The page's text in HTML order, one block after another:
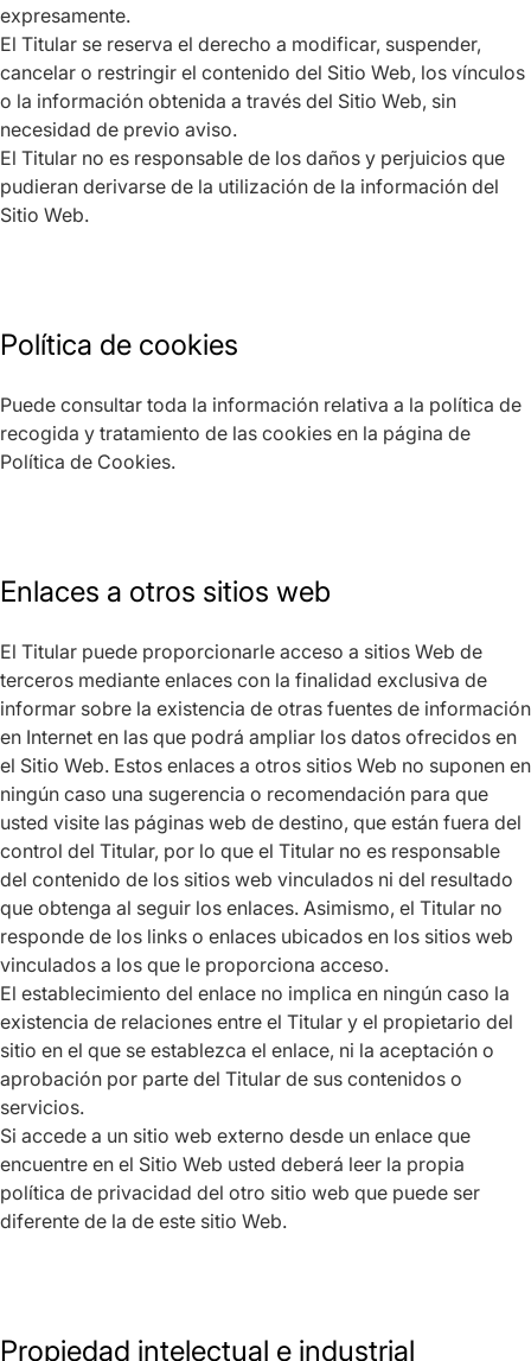
expresamente.
El Titular se reserva el derecho a modificar, suspender,
cancelar o restringir el contenido del Sitio Web, los vínculos
o la información obtenida a través del Sitio Web, sin
necesidad de previo aviso.
El Titular no es responsable de los daños y perjuicios que
pudieran derivarse de la utilización de la información del
Sitio Web.
Política de cookies
Puede consultar toda la información relativa a la política de
recogida y tratamiento de las cookies en la página de
Política de Cookies.
Enlaces a otros sitios web
El Titular puede proporcionarle acceso a sitios Web de
terceros mediante enlaces con la finalidad exclusiva de
informar sobre la existencia de otras fuentes de información
en Internet en las que podrá ampliar los datos ofrecidos en
el Sitio Web. Estos enlaces a otros sitios Web no suponen en
ningún caso una sugerencia o recomendación para que
usted visite las páginas web de destino, que están fuera del
control del Titular, por lo que el Titular no es responsable
del contenido de los sitios web vinculados ni del resultado
que obtenga al seguir los enlaces. Asimismo, el Titular no
responde de los links o enlaces ubicados en los sitios web
vinculados a los que le proporciona acceso.
El establecimiento del enlace no implica en ningún caso la
existencia de relaciones entre el Titular y el propietario del
sitio en el que se establezca el enlace, ni la aceptación o
aprobación por parte del Titular de sus contenidos o
servicios.
Si accede a un sitio web externo desde un enlace que
encuentre en el Sitio Web usted deberá leer la propia
política de privacidad del otro sitio web que puede ser
diferente de la de este sitio Web.
Propiedad intelectual e industrial